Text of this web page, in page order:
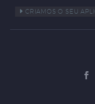
CRIAMOS O SEU